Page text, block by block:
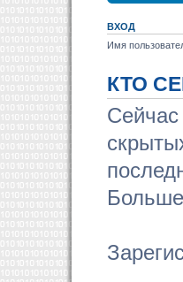
ВХОД
Имя
КТО
Больше